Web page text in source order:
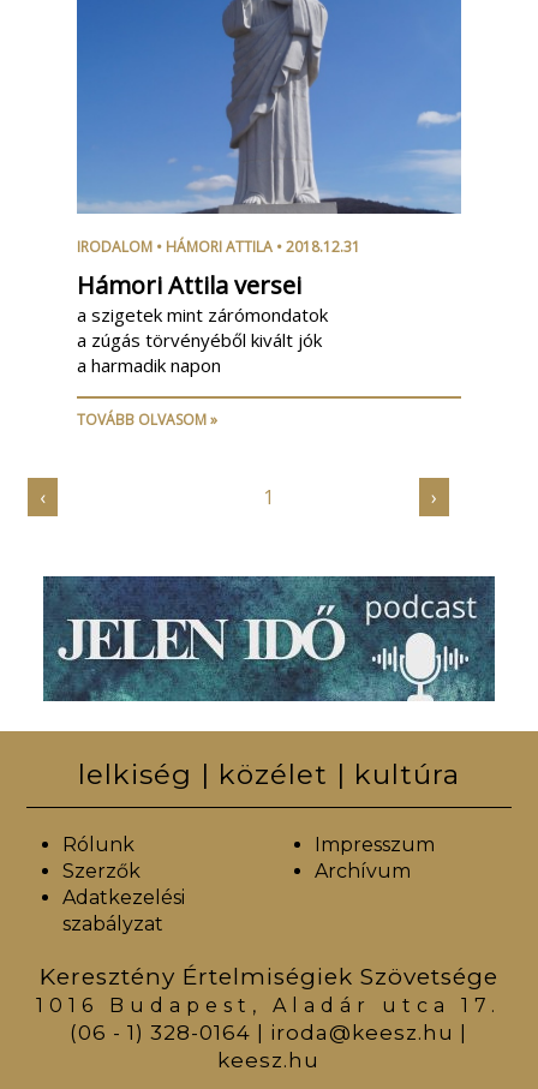
IRODALOM • HÁMORI ATTILA • 2018.12.31
Hámori Attila versei
a szigetek mint zárómondatok
a zúgás törvényéből kivált jók
a harmadik napon
TOVÁBB OLVASOM »
‹ 1 ›
lelkiség | közélet | kultúra
Rólunk
Szerzők
Adatkezelési
szabályzat
Impresszum
Archívum
Keresztény Értelmiségiek Szövetsége
1016 Budapest, Aladár utca 17.
(06 - 1) 328-0164 iroda@keesz.hu
keesz.hu